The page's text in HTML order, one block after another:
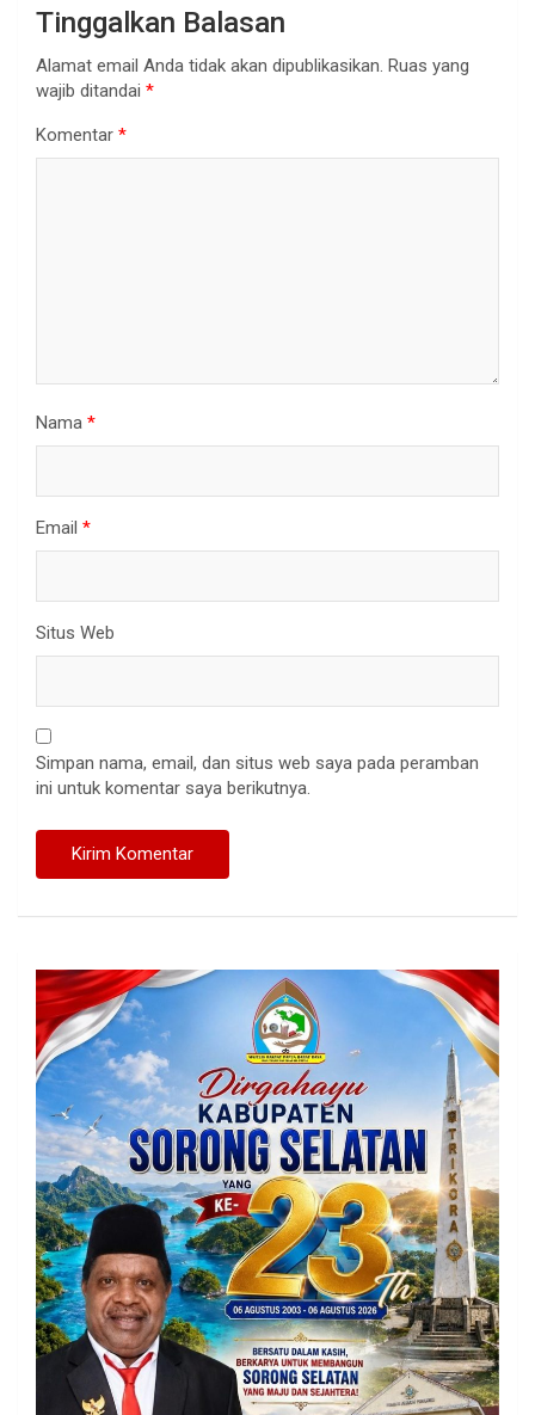
Tinggalkan Balasan
Alamat email Anda tidak akan dipublikasikan. Ruas yang
wajib ditandai *
Komentar *
Nama *
Email *
Situs Web
Simpan nama, email, dan situs web saya pada peramban
ini untuk komentar saya berikutnya.